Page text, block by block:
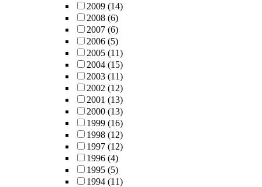
2009 (14)
2008 (6)
2007 (6)
2006 (5)
2005 (11)
2004 (15)
2003 (11)
2002 (12)
2001 (13)
2000 (13)
1999 (16)
1998 (12)
1997 (12)
1996 (4)
1995 (5)
1994 (11)